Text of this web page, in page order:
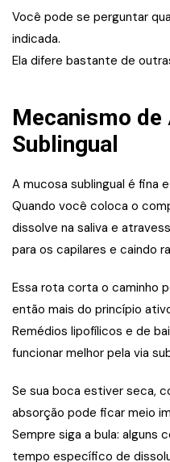
Você pode se perguntar
indicada.
Ela difere bastante de
Mecanismo
Sublingual
A mucosa sublingual é fina
Quando você coloca o
dissolve na saliva e
para os capilares e caindo
Essa rota corta o caminho
então mais do princípio
Remédios lipofílicos e de
funcionar melhor pela via
Se sua boca estiver seca,
absorção pode ficar meio
Sempre siga a bula: alguns
tempo específico de